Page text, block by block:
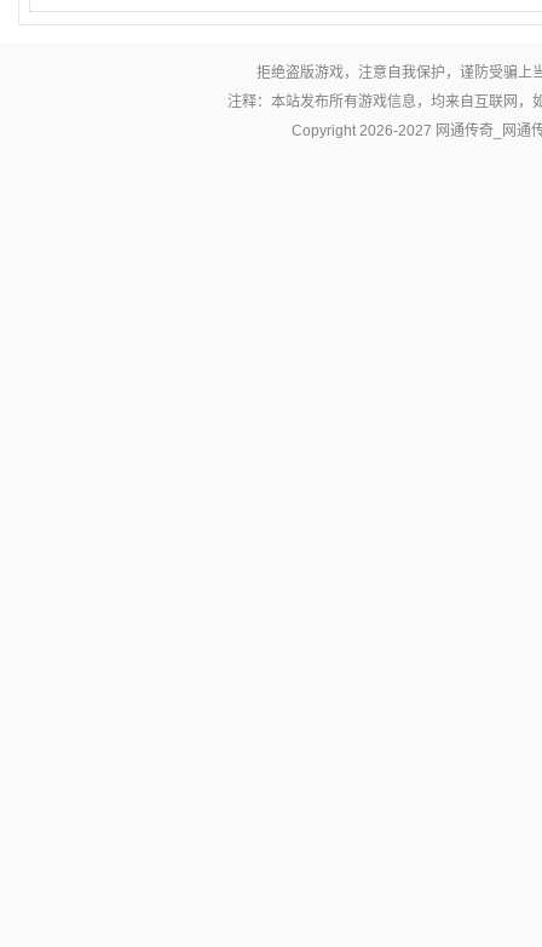
拒绝盗版游戏，注意自我保护，谨防受骗上
注释：本站发布所有游戏信息，均来自互联网
Copyright 2026-2027 网通传奇_网通